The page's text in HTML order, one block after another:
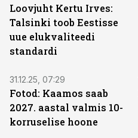
Loovjuht Kertu Irves:
Talsinki toob Eestisse
uue elukvaliteedi
standardi
31.12.25, 07:29
Fotod: Kaamos saab
2027. aastal valmis 10-
korruselise hoone